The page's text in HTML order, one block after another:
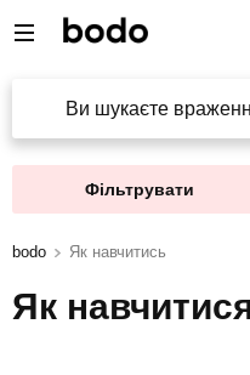
Ви шукаєте
Фільтрувати
bodo Як навчитись
Як